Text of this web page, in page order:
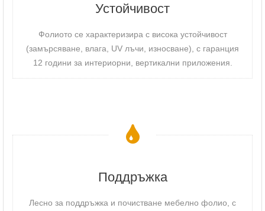
Устойчивост
Фолиото се характеризира с висока устойчивост
(замърсяване, влага, UV лъчи, износване), с гаранция
12 години за интериорни, вертикални приложения.
Поддръжка
Лесно за поддръжка и почистване мебелно фолио, с